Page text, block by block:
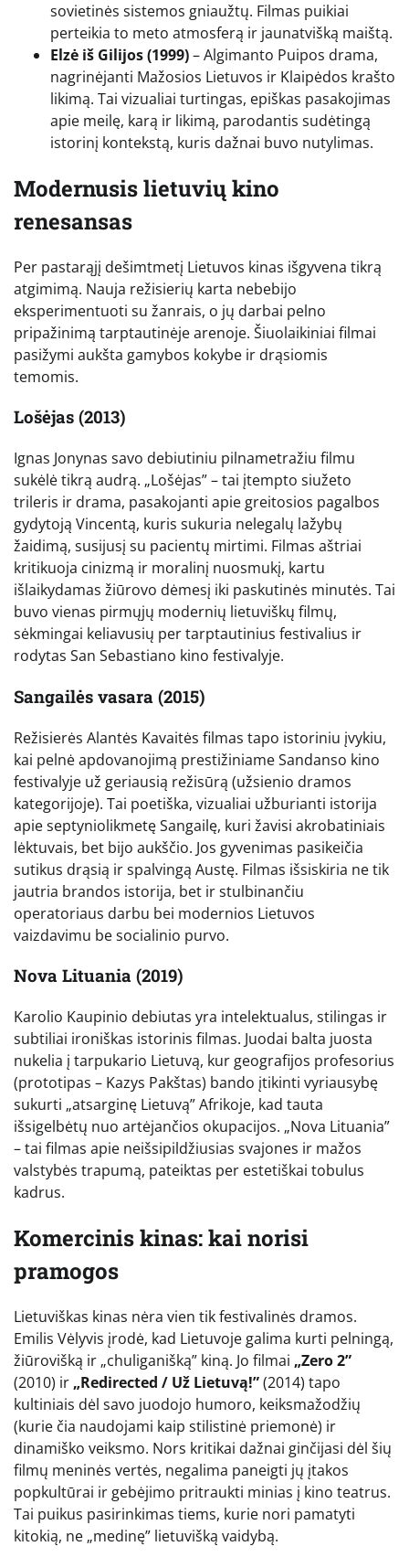
sovietinės sistemos gniaužtų. Filmas puikiai
perteikia to meto atmosferą ir jaunatvišką maištą.
Elzė iš Gilijos (1999)– Algimanto Puipos drama,
nagrinėjanti Mažosios Lietuvos ir Klaipėdos krašto
likimą. Tai vizualiai turtingas, epiškas pasakojimas
apie meilę, karą ir likimą, parodantis sudėtingą
istorinį kontekstą, kuris dažnai buvo nutylimas.
Modernusis lietuvių kino
renesansas
Per pastarąjį dešimtmetį Lietuvos kinas išgyvena tikrą
atgimimą. Nauja režisierių karta nebebijo
eksperimentuoti su žanrais, o jų darbai pelno
pripažinimą tarptautinėje arenoje. Šiuolaikiniai filmai
pasižymi aukšta gamybos kokybe ir drąsiomis
temomis.
Lošėjas (2013)
Ignas Jonynas savo debiutiniu pilnametražiu filmu
sukėlė tikrą audrą. „Lošėjas” – tai įtempto siužeto
trileris ir drama, pasakojanti apie greitosios pagalbos
gydytoją Vincentą, kuris sukuria nelegalų lažybų
žaidimą, susijusį su pacientų mirtimi. Filmas aštriai
kritikuoja cinizmą ir moralinį nuosmukį, kartu
išlaikydamas žiūrovo dėmesį iki paskutinės minutės. Tai
buvo vienas pirmųjų modernių lietuviškų filmų,
sėkmingai keliavusių per tarptautinius festivalius ir
rodytas San Sebastiano kino festivalyje.
Sangailės vasara (2015)
Režisierės Alantės Kavaitės filmas tapo istoriniu įvykiu,
kai pelnė apdovanojimą prestižiniame Sandanso kino
festivalyje už geriausią režisūrą (užsienio dramos
kategorijoje). Tai poetiška, vizualiai užburianti istorija
apie septyniolikmetę Sangailę, kuri žavisi akrobatiniais
lėktuvais, bet bijo aukščio. Jos gyvenimas pasikeičia
sutikus drąsią ir spalvingą Austę. Filmas išsiskiria ne tik
jautria brandos istorija, bet ir stulbinančiu
operatoriaus darbu bei modernios Lietuvos
vaizdavimu be socialinio purvo.
Nova Lituania (2019)
Karolio Kaupinio debiutas yra intelektualus, stilingas ir
subtiliai ironiškas istorinis filmas. Juodai balta juosta
nukelia į tarpukario Lietuvą, kur geografijos profesorius
(prototipas – Kazys Pakštas) bando įtikinti vyriausybę
sukurti „atsarginę Lietuvą” Afrikoje, kad tauta
išsigelbėtų nuo artėjančios okupacijos. „Nova Lituania”
– tai filmas apie neišsipildžiusias svajones ir mažos
valstybės trapumą, pateiktas per estetiškai tobulus
kadrus.
Komercinis kinas: kai norisi
pramogos
Lietuviškas kinas nėra vien tik festivalinės dramos.
Emilis Vėlyvis įrodė, kad Lietuvoje galima kurti pelningą,
žiūrovišką ir „chuliganišką” kiną. Jo filmai „Zero 2”
(2010) ir „Redirected / Už Lietuvą!”(2014) tapo
kultiniais dėl savo juodojo humoro, keiksmažodžių
(kurie čia naudojami kaip stilistinė priemonė) ir
dinamiško veiksmo. Nors kritikai dažnai ginčijasi dėl šių
filmų meninės vertės, negalima paneigti jų įtakos
popkultūrai ir gebėjimo pritraukti minias į kino teatrus.
Tai puikus pasirinkimas tiems, kurie nori pamatyti
kitokią, ne „medinę” lietuvišką vaidybą.